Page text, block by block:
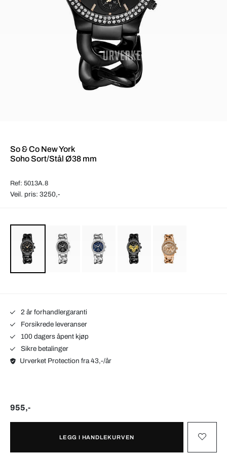
So & Co New York
Soho Sort/Stål Ø38 mm
Ref: 5013A.8
Veil. pris: 3250,-
2 år forhandlergaranti
Forsikrede leveranser
100 dagers åpent kjøp
Sikre betalinger
Urverket Protection fra 43,-/år
955,-
LEGG I HANDLEKURVEN